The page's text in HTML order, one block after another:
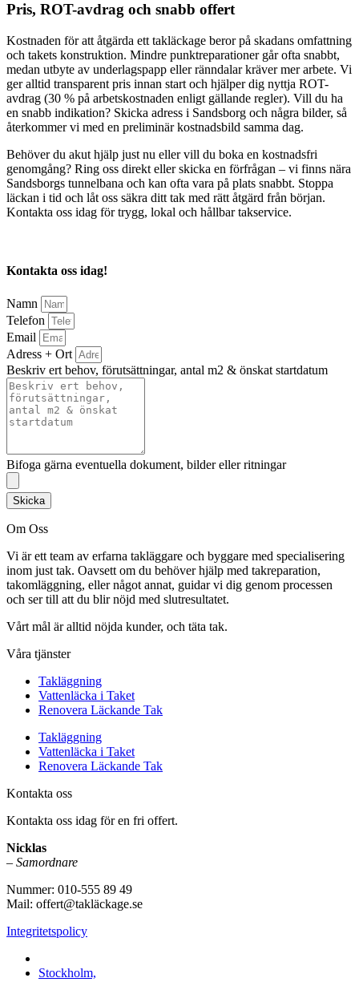
Pris, ROT-avdrag och snabb offert
Kostnaden för att åtgärda ett takläckage beror på skadans omfattning
och takets konstruktion. Mindre punktreparationer går ofta snabbt,
medan utbyte av underlagspapp eller ränndalar kräver mer arbete. Vi
ger alltid transparent pris innan start och hjälper dig nyttja ROT-
avdrag (30 % på arbetskostnaden enligt gällande regler). Vill du ha
en snabb indikation? Skicka adress i Sandsborg och några bilder, så
återkommer vi med en preliminär kostnadsbild samma dag.
Behöver du akut hjälp just nu eller vill du boka en kostnadsfri
genomgång? Ring oss direkt eller skicka en förfrågan – vi finns nära
Sandsborgs tunnelbana och kan ofta vara på plats snabbt. Stoppa
läckan i tid och låt oss säkra ditt tak med rätt åtgärd från början.
Kontakta oss idag för trygg, lokal och hållbar takservice.
Kontakta oss idag!
Namn
Telefon
Email
Adress + Ort
Beskriv ert behov, förutsättningar, antal m2 & önskat startdatum
Bifoga gärna eventuella dokument, bilder eller ritningar
Skicka
Om Oss
Vi är ett team av erfarna takläggare och byggare med specialisering
inom just tak. Oavsett om du behöver hjälp med takreparation,
takomläggning, eller något annat, guidar vi dig genom processen
och ser till att du blir nöjd med slutresultatet.
Vårt mål är alltid nöjda kunder, och täta tak.
Våra tjänster
Takläggning
Vattenläcka i Taket
Renovera Läckande Tak
Takläggning
Vattenläcka i Taket
Renovera Läckande Tak
Kontakta oss
Kontakta oss idag för en fri offert.
Nicklas
– Samordnare
Nummer: 010-555 89 49
Mail: offert@takläckage.se
Integritetspolicy
Stockholm,